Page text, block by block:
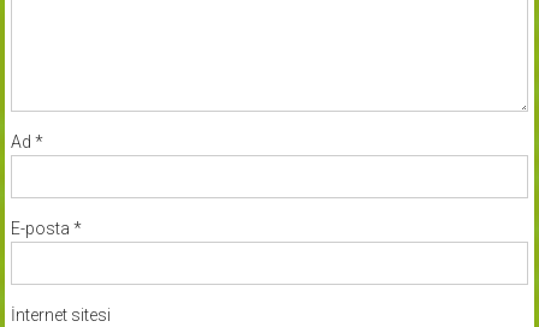
Ad *
E-posta *
İnternet sitesi